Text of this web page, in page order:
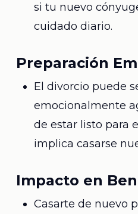
si tu nuevo
cuidado diario.
Preparación
El divorcio puede
emocionalmente
de estar listo para
implica casarse
Impacto en
Casarte de nuevo